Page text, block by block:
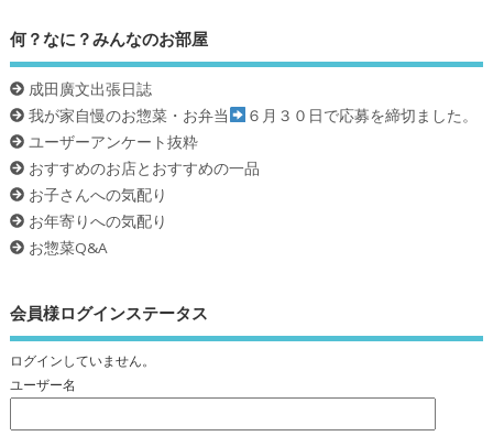
何？なに？みんなのお部屋
成田廣文出張日誌
我が家自慢のお惣菜・お弁当
６月３０日で応募を締切ました。
ユーザーアンケート抜粋
おすすめのお店とおすすめの一品
お子さんへの気配り
お年寄りへの気配り
お惣菜Q&A
会員様ログインステータス
ログインしていません。
ユーザー名